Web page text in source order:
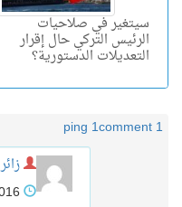
سيتغير في صلاحيات
الرئيس التركي حال إقرار
التعديلات الدستورية؟
1 comment
1 ping
زائر